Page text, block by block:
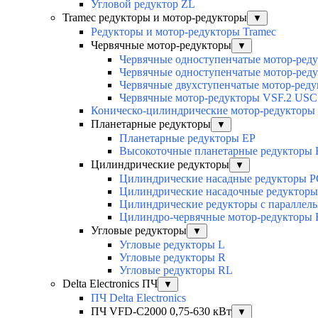
Угловой редуктор ZL
Tramec редукторы и мотор-редукторы
▼
Редукторы и мотор-редукторы Tramec
Червячные мотор-редукторы
▼
Червячные одноступенчатые мотор-
Червячные одноступенчатые мотор-
Червячные двухступенчатые мотор-
Червячные мотор-редукторы VSF.2 USC
Коническо-цилиндрические мотор-
Планетарные редукторы
▼
Планетарные редукторы EP
Высокоточные планетарные редукторы
Цилиндрические редукторы
▼
Цилиндрические насадные редукторы
Цилиндрические насадочные
Цилиндрические редукторы с
Цилиндро-червячные мотор-редукторы
Угловые редукторы
▼
Угловые редукторы L
Угловые редукторы R
Угловые редукторы RL
Delta Electronics ПЧ
▼
ПЧ Delta Electronics
ПЧ VFD-C2000 0,75-630 кВт
▼